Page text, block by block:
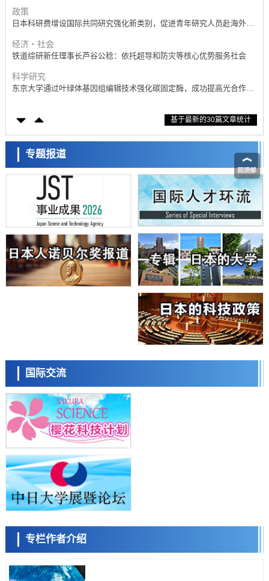
经济・社会
铁道综研新任理事长芦谷公稔：依托超导和防灾等核心优势服务社会
科学研究
东京大学通过叶绿体基因组编辑技术强化碳固定酶，成功提高光合作用
科学研究
藤田医科大学等成功鉴定出非结核分枝杆菌生存的必需基因，首次揭示
【AI法下篇】如何应对AI的不可控性——中央大学平野晋教授专访
科学研究
日本学术会议：为保持土壤健康应采取哪些措施？探讨土壤保护与强化
的具体对策
科学研究
大阪大学开发基于水氢键网络的温度预测新方法，AI从分子排列信息中
高精度解读
经济・社会
【AI法上篇】如何对“将人生交给AI”保持危机感——中央大学平野晋教
科学研究
庆应义塾大学阐明脑内“游击手”小胶质细胞包裹保护受损神经细胞的机
制，有望用于开发阿尔茨海默病等疾病疗法
科学研究
日本东北大学与横滨橡胶全球首次从纳米尺度揭示橡胶—黄铜粘接界面
劣化抑制机制，为提升轮胎安全性与耐久性的材料设计开辟道路
近畿大学等发现植物染料“日本茜”的红色成分可抑制老化与炎症，有望
子抑制发作
科学研究
九州大学揭示夜间眼压升高机制：两种激素波动叠加所致
科学研究
东京都产技研采用新手法开发出可稳定工作至300℃的介电材料，已验
证电容器可在汽车发动机等高温环境下工作
经济・社会
日本生成式AI使用者占比一年内翻倍，但与中美德仍有较大差距
政策
日本修订首都直下型地震紧急对策：目标为死亡人数至少减半，重点强
化火灾防控
科学研究
福井大学发现细胞记忆过往并抑制反应的机制，阐明即便DNA相同反应
科学研究
神户大学确认口服癌症疫苗B440单药给药的安全性，在转移性尿路上皮
癌患者中开展临床试验
政策
日本发布《令和8年版科学技术与创新白皮书》，解读第七期基本计划
基于最新的30篇文章统计
专题报道
国际交流
专栏作者介绍
日本科学未来馆 科学交
小岩井忠道 泷川 进 戴维
容江 余锦泽
日本科学未来馆 科学交
流员